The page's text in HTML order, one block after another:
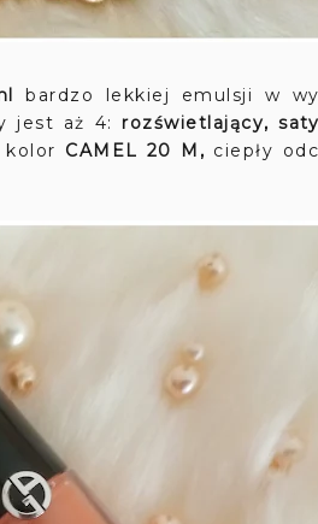
bardzo lekkiej emulsji w
jest aż 4: rozświetlający,
CAMEL 20 M, ciepły